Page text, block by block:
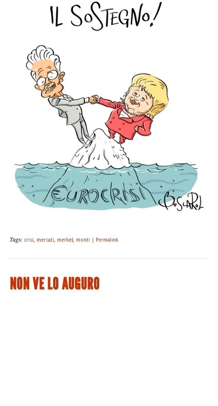
Tags: crisi mercati merkel monti Permalink
NON VE LO AUGURO